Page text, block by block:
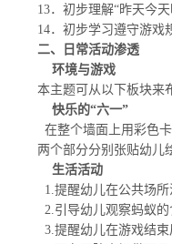
13．初步理解“昨天今
14．初步学习遵守游戏
二、日常活动渗透
环境与游戏
本主题可从以下板块来
快乐的“六一”
在整个墙面上用彩色
两个部分分别张贴幼儿
生活活动
1.提醒幼儿在公共场
2.引导幼儿观察蚂蚁
3.提醒幼儿在游戏结